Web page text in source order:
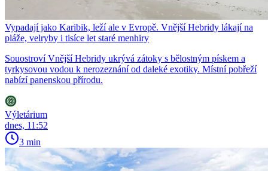
Vypadají jako Karibik, leží ale v Evropě. Vnější Hebridy lákají na
pláže, velryby i tisíce let staré menhiry
Souostroví Vnější Hebridy ukrývá zátoky s bělostným pískem a
tyrkysovou vodou k nerozeznání od daleké exotiky. Místní pobřeží
nabízí panenskou přírodu.
Výletárium
dnes, 11:52
3 min